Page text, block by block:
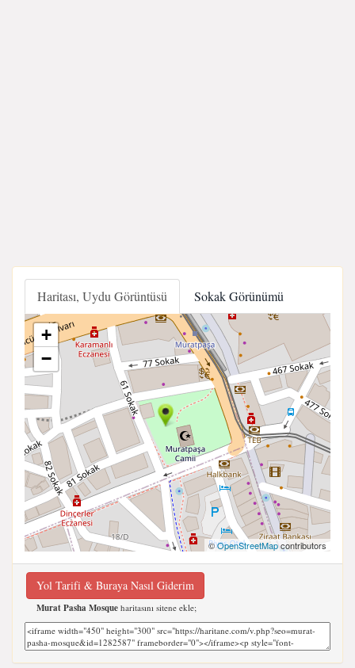
Haritası, Uydu Görüntüsü Sokak Görünümü
+
−
©OpenStreetMapcontributors
Yol Tarifi & Buraya Nasıl Giderim
Murat Pasha Mosque haritasını sitene ekle;